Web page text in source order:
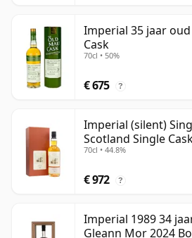
Imperial 35 jaar
Cask
70cl • 50%
€ 675 ?
Imperial (silent)
Scotland Single
70cl • 44.8%
€ 972 ?
Imperial 1989 34
Gleann Mor 2024